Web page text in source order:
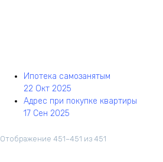
Ипотека самозанятым
22 Окт 2025
Адрес при покупке квартиры
17 Сен 2025
Отображение 451–451 из 451